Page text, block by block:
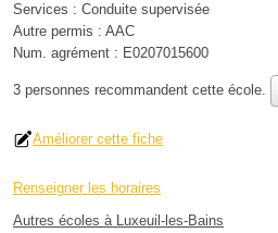
Services : Conduite supervisée
Autre permis : AAC
Num. agrément : E0207015600
3 personnes recommandent cette école.
Améliorer cette fiche
Renseigner les horaires
Autres écoles à Luxeuil-les-Bains